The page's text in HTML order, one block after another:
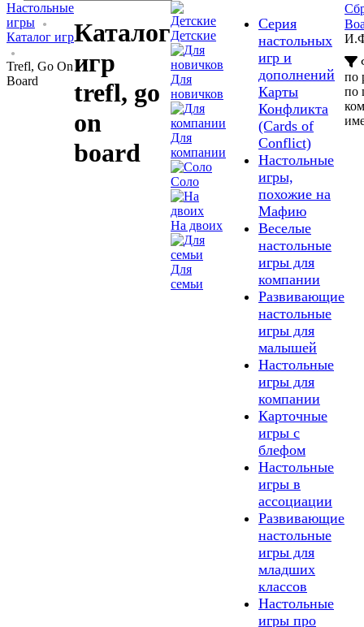
Настольные
игры
Каталог игр
Trefl, Go On
Board
Каталог
игр
trefl, go
on
board
Детские
Для
новичков
Для
компании
Соло
На двоих
Для
семьи
Серия
настольных
игр и
дополнений
Карты
Конфликта
(Cards of
Сonflict)
Настольные
игры,
похожие на
Мафию
Веселые
настольные
игры для
компании
Развивающие
настольные
игры для
малышей
Настольные
игры для
компании
Карточные
игры с
блефом
Настольные
игры в
ассоциации
Развивающие
настольные
игры для
младших
классов
Настольные
игры про
по
по